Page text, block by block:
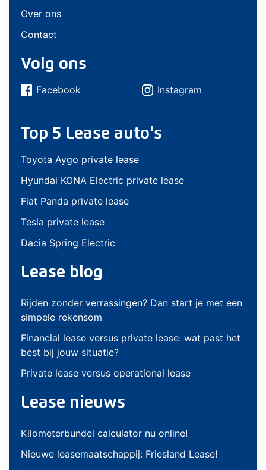
Over ons
Contact
Volg ons
Facebook Instagram
Top 5 Lease auto's
Toyota Aygo private lease
Hyundai KONA Electric private lease
Fiat Panda private lease
Tesla private lease
Dacia Spring Electric
Lease blog
Rijden zonder verrassingen? Dan start je met een
simpele rekensom
Financial lease versus private lease: wat past het
best bij jouw situatie?
Private lease versus operational lease
Lease nieuws
Kilometerbundel calculator nu online!
Nieuwe leasemaatschappij: Friesland Lease!